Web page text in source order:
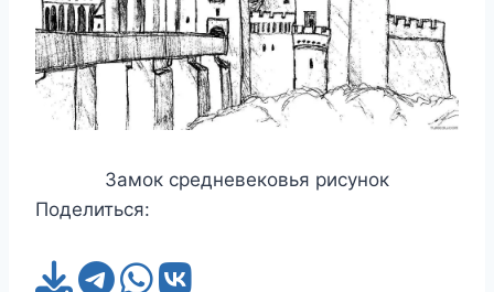
Замок средневековья рисунок
Поделиться: